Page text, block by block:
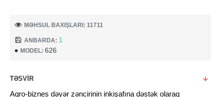
ANBARDA: 1
MODEL: 626
MƏHSUL BAXIŞLARI: 11711
TƏSVIR
Aqro-biznes dəyər zəncirinin inkişafına dəstək olaraq